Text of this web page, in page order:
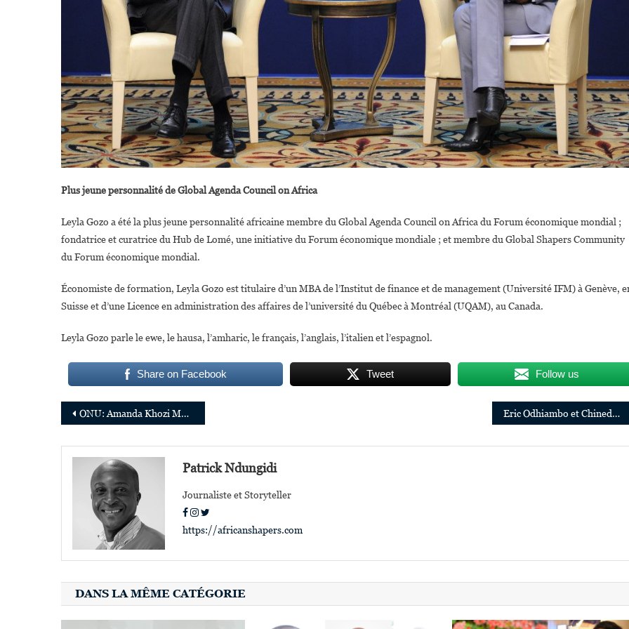
Plus jeune personnalité de Global Agenda Council on Africa
Leyla Gozo a été la plus jeune personnalité africaine membre du Global Agenda Council on Africa du Forum économique mondial ;
fondatrice et curatrice du Hub de Lomé, une initiative du Forum économique mondiale ; et membre du Global Shapers Community
du Forum économique mondial.
Économiste de formation, Leyla Gozo est titulaire d’un MBA de l’Institut de finance et de management (Université IFM) à Genève,
Suisse et d’une Licence en administration des affaires de l’université du Québec à Montréal (UQAM), au Canada.
Leyla Gozo parle le ewe, le hausa, l’amharic, le français, l’anglais, l’italien et l’espagnol.
Share on Facebook Tweet Follow us
Navigation
de
l’article
ONU: Amanda Khozi Mukwashi nommée coordonnatrice résidente au Lesotho, Edward Kallon nommé coordonnateur au Zimbabwe Eric Odhiambo et Chinedu Ikwudinma promus chez Ecobank
Patrick Ndungidi
Journaliste et Storyteller
https://africanshapers.com
DANS LA MÊME CATÉGORIE